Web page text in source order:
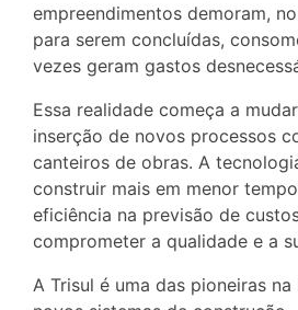
empreendimentos demoram,
para serem concluídas,
vezes geram gastos
Essa realidade começa a
inserção de novos processos
canteiros de obras. A
construir mais em menor
eficiência na previsão de
comprometer a qualidade e a
A Trisul é uma das pioneiras